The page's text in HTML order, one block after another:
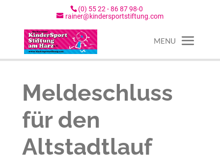
(0) 55 22 - 86 87 98-0
rainer@kindersportstiftung.com
Meldeschluss
für den
Altstadtlauf